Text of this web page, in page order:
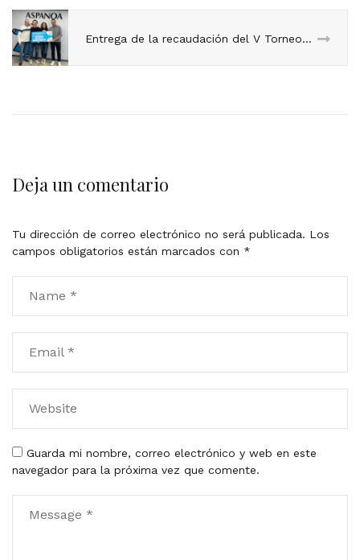
Entrega de la recaudación del V Torneo Pádel Valientes.
Deja un comentario
Tu dirección de correo electrónico no será publicada. Los
campos obligatorios están marcados con *
Guarda mi nombre, correo electrónico y web en este
navegador para la próxima vez que comente.